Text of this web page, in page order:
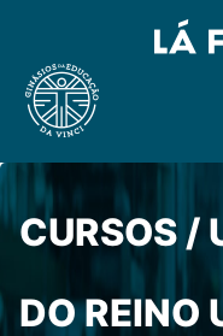
CURSOS /
DO REINO